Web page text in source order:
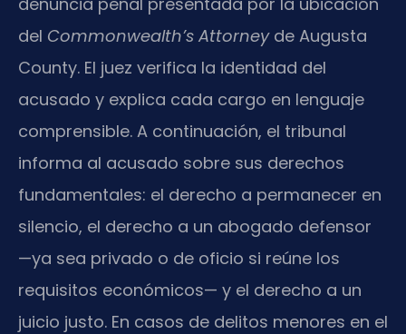
del Commonwealth’s Attorneyde Augusta
County. El juez verifica la identidad del
acusado y explica cada cargo en lenguaje
comprensible. A continuación, el tribunal
informa al acusado sobre sus derechos
fundamentales: el derecho a permanecer en
silencio, el derecho a un abogado defensor
—ya sea privado o de oficio si reúne los
requisitos económicos— y el derecho a un
juicio justo. En casos de delitos menores en el